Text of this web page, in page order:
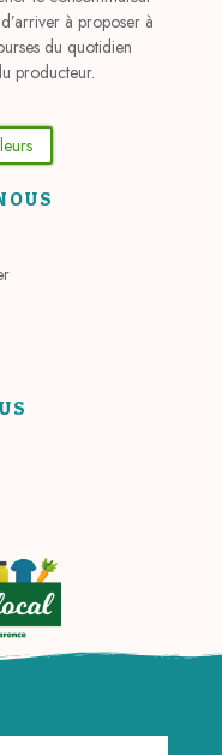
à proposer à
du quotidien
producteur.